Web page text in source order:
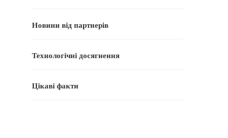
Новини від партнерів
Технологічні досягнення
Цікаві факти